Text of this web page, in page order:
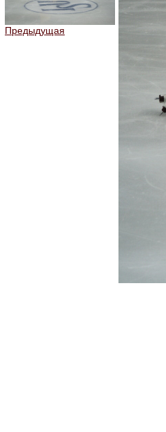
Предыдущая